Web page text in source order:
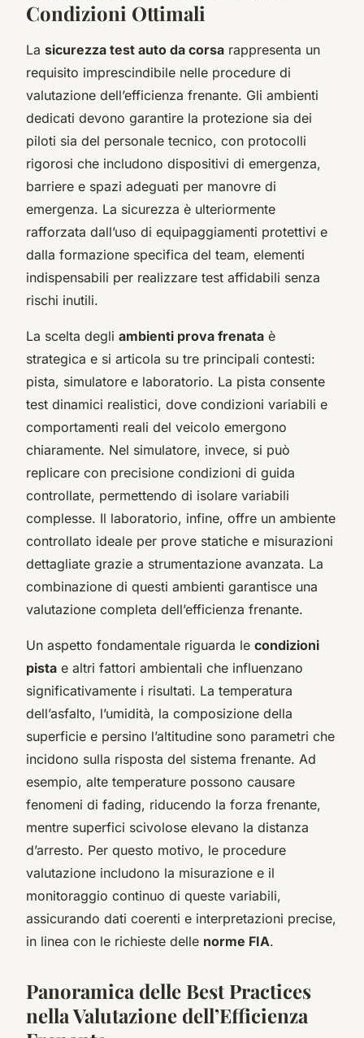
Condizioni Ottimali
La sicurezza test auto da corsa rappresenta un
requisito imprescindibile nelle procedure di
valutazione dell’efficienza frenante. Gli ambienti
dedicati devono garantire la protezione sia dei
piloti sia del personale tecnico, con protocolli
rigorosi che includono dispositivi di emergenza,
barriere e spazi adeguati per manovre di
emergenza. La sicurezza è ulteriormente
rafforzata dall’uso di equipaggiamenti protettivi e
dalla formazione specifica del team, elementi
indispensabili per realizzare test affidabili senza
rischi inutili.
La scelta degli ambienti prova frenata è
strategica e si articola su tre principali contesti:
pista, simulatore e laboratorio. La pista consente
test dinamici realistici, dove condizioni variabili e
comportamenti reali del veicolo emergono
chiaramente. Nel simulatore, invece, si può
replicare con precisione condizioni di guida
controllate, permettendo di isolare variabili
complesse. Il laboratorio, infine, offre un ambiente
controllato ideale per prove statiche e misurazioni
dettagliate grazie a strumentazione avanzata. La
combinazione di questi ambienti garantisce una
valutazione completa dell’efficienza frenante.
Un aspetto fondamentale riguarda le condizioni
pista e altri fattori ambientali che influenzano
significativamente i risultati. La temperatura
dell’asfalto, l’umidità, la composizione della
superficie e persino l’altitudine sono parametri che
incidono sulla risposta del sistema frenante. Ad
esempio, alte temperature possono causare
fenomeni di fading, riducendo la forza frenante,
mentre superfici scivolose elevano la distanza
d’arresto. Per questo motivo, le procedure
valutazione includono la misurazione e il
monitoraggio continuo di queste variabili,
assicurando dati coerenti e interpretazioni precise,
in linea con le richieste delle norme FIA.
Panoramica delle Best Practices
nella Valutazione dell’Efficienza